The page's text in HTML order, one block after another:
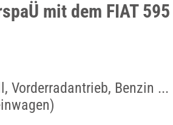
mit dem FIAT
Vorderradantrieb, Benzin